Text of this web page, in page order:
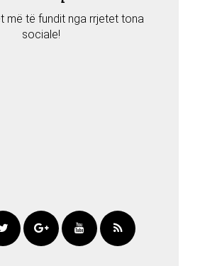
më të fundit nga rrjetet tona
sociale!